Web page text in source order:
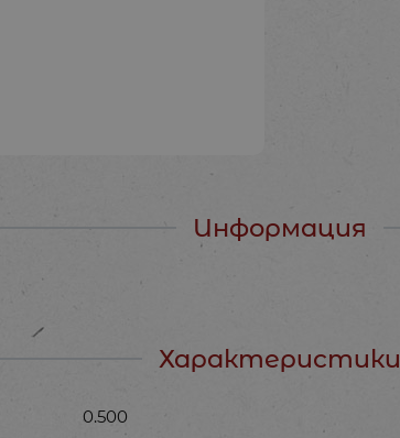
Информация
Характеристики
0.500